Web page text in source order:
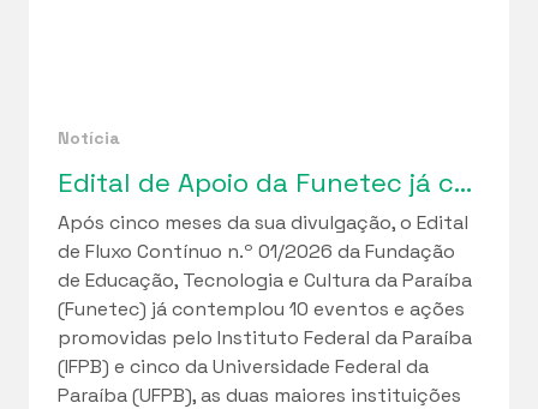
Notícia
Edital de Apoio da Funetec já contemplou 10 iniciativas do IFPB e 5 da UFPB
Após cinco meses da sua divulgação, o Edital
de Fluxo Contínuo n.º 01/2026 da Fundação
de Educação, Tecnologia e Cultura da Paraíba
(Funetec) já contemplou 10 eventos e ações
promovidas pelo Instituto Federal da Paraíba
(IFPB) e cinco da Universidade Federal da
Paraíba (UFPB), as duas maiores instituições